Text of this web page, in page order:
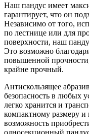
Наш пандус имеет
гарантирует, что он
Независимо от того,
по лестнице или для
поверхности, наш
Это возможно
повышенной
крайне прочный.
Антискользящее
безопасность в любых
легко хранится и
компактному размеру и
возможность
односекционный